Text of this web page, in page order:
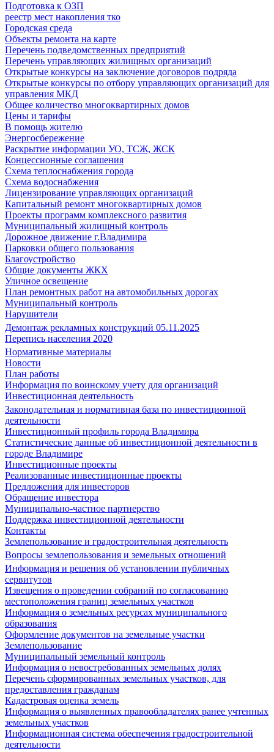
Подготовка к ОЗП
реестр мест накопления тко
Городская среда
Объекты ремонта на карте
Перечень подведомственных предприятий
Перечень управляющих жилищных организаций
Открытые конкурсы на заключение договоров подряда
Открытые конкурсы по отбору управляющих организаций для
управления МКД
Общее количество многоквартирных домов
Цены и тарифы
В помощь жителю
Энергосбережение
Раскрытие информации УО, ТСЖ, ЖСК
Концессионные соглашения
Схема теплоснабжения города
Схема водоснабжения
Лицензирование управляющих организаций
Капитальный ремонт многоквартирных домов
Проекты программ комплексного развития
Муниципальный жилищный контроль
Дорожное движение г.Владимира
Парковки общего пользования
Благоустройство
Общие документы ЖКХ
Уличное освещение
План ремонтных работ на автомобильных дорогах
Муниципальный контроль
Нарушители
Демонтаж рекламных конструкций 05.11.2025
Перепись населения 2020
Нормативные материалы
Новости
План работы
Информация по воинскому учету для организаций
Инвестиционная деятельность
Законодательная и нормативная база по инвестиционной
деятельности
Инвестиционный профиль города Владимира
Статистические данные об инвестиционной деятельности в
городе Владимире
Инвестиционные проекты
Реализованные инвестиционные проекты
Предложения для инвесторов
Обращение инвестора
Муниципально-частное партнерство
Поддержка инвестиционной деятельности
Контакты
Землепользование и градостроительная деятельность
Вопросы землепользования и земельных отношений
Информация и решения об установлении публичных
сервитутов
Извещения о проведении собраний по согласованию
местоположения границ земельных участков
Информация о земельных ресурсах муниципального
образования
Оформление документов на земельные участки
Землепользование
Муниципальный земельный контроль
Информация о невостребованных земельных долях
Перечень сформированных земельных участков, для
предоставления гражданам
Кадастровая оценка земель
Информация о выявленных правообладателях ранее учтенных
земельных участков
Информационная система обеспечения градостроительной
деятельности